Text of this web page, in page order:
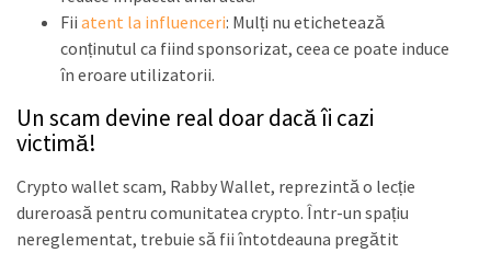
Fii atent la influenceri: Mulți nu etichetează
conținutul ca fiind sponsorizat, ceea ce poate induce
în eroare utilizatorii.
Un scam devine real doar dacă îi cazi
victimă!
Crypto wallet scam, Rabby Wallet, reprezintă o lecție
dureroasă pentru comunitatea crypto. Într-un spațiu
nereglementat, trebuie să fii întotdeauna pregătit